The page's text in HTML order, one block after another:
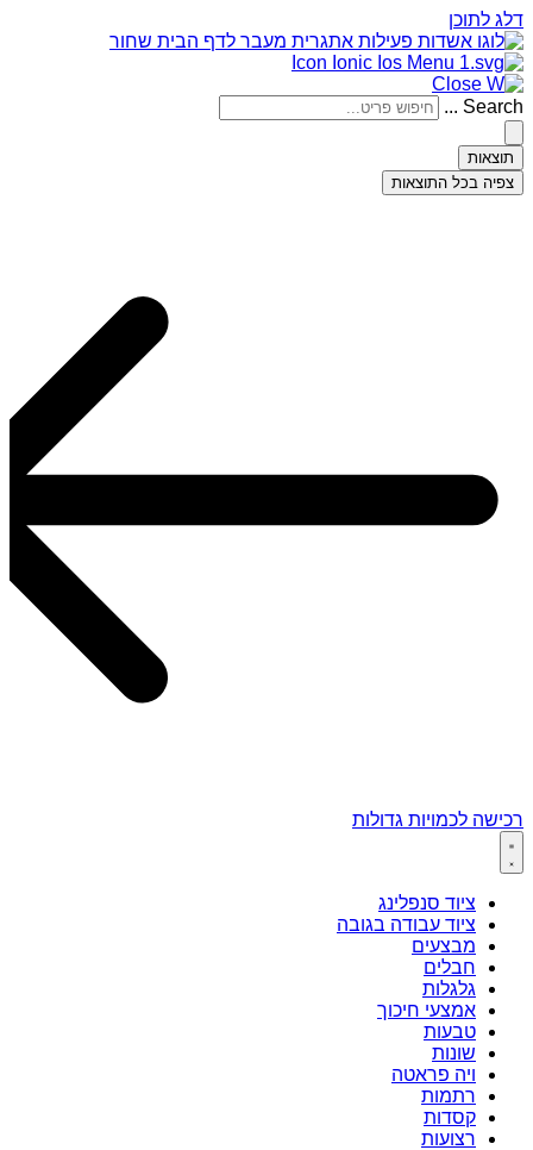
דלג לתוכן
Search ...
תוצאות
צפיה בכל התוצאות
רכישה לכמויות גדולות
ציוד סנפלינג
ציוד עבודה בגובה
מבצעים
חבלים
גלגלות
אמצעי חיכוך
טבעות
שונות
ויה פראטה
רתמות
קסדות
רצועות